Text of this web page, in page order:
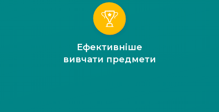
Ефективніше
вивчати предмети